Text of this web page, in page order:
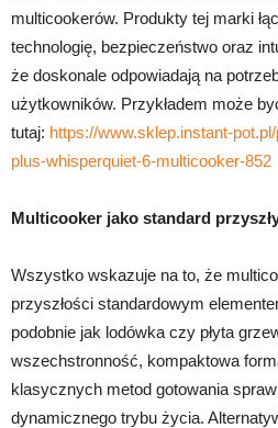
multicookerów. Produkty tej marki
technologię, bezpieczeństwo oraz
że doskonale odpowiadają na
użytkowników. Przykładem może
tutaj: https://www.sklep.instant-
plus-whisperquiet-6-multicooker-852
Multicooker jako standard
Wszystko wskazuje na to, że
przyszłości standardowym
podobnie jak lodówka czy płyta
wszechstronność, kompaktowa
klasycznych metod gotowania
dynamicznego trybu życia.